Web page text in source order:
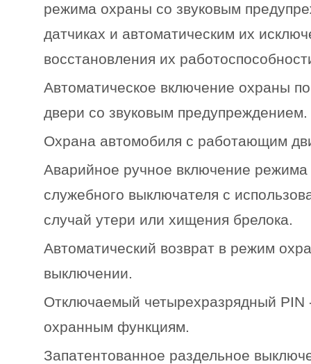
режима охраны со звуковым
датчиках и автоматическим их
восстановления их
Автоматическое включение охраны
двери со звуковым предупреждением.
Охрана автомобиля с работающим
Аварийное ручное включение
служебного выключателя с
случай утери или хищения брелока.
Автоматический возврат в режим
выключении.
Отключаемый четырехразрядный PIN
охранным функциям.
Запатентованное раздельное